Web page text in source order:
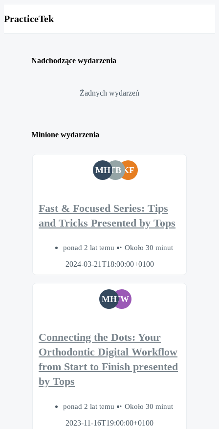
PracticeTek
Nadchodzące wydarzenia
Żadnych wydarzeń
Minione wydarzenia
MHTB KF
Fast & Focused Series: Tips
and Tricks Presented by Tops
ponad 2 lat temu
Około 30 minut
2024-03-21T18:00:00+0100
MHTW
Connecting the Dots: Your
Orthodontic Digital Workflow
from Start to Finish presented
by Tops
ponad 2 lat temu
Około 30 minut
2023-11-16T19:00:00+0100